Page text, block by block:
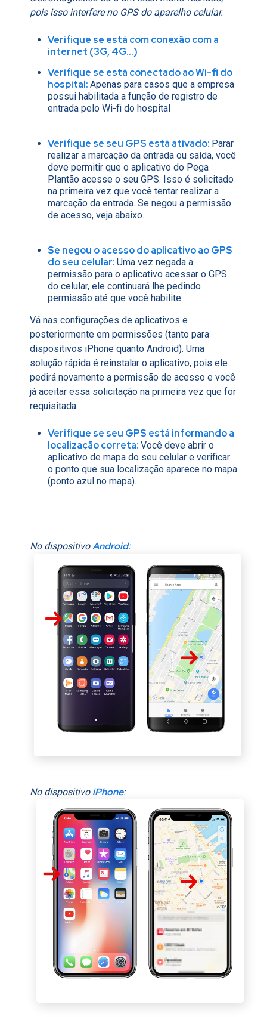
pois isso interfere no GPS do aparelho celular.
Verifique se está com conexão com a
internet (3G, 4G...)
Verifique se está conectado ao Wi-fi do
hospital: Apenas para casos que a empresa
possui habilitada a função de registro de
entrada pelo Wi-fi do hospital
Verifique se seu GPS está ativado: Parar
realizar a marcação da entrada ou saída, você
deve permitir que o aplicativo do Pega
Plantão acesse o seu GPS. Isso é solicitado
na primeira vez que você tentar realizar a
marcação da entrada. Se negou a permissão
de acesso, veja abaixo.
Se negou o acesso do aplicativo ao GPS
do seu celular: Uma vez negada a
permissão para o aplicativo acessar o GPS
do celular, ele continuará lhe pedindo
permissão até que você habilite.
Vá nas configurações de aplicativos e
posteriormente em permissões (tanto para
dispositivos iPhone quanto Android). Uma
solução rápida é reinstalar o aplicativo, pois ele
pedirá novamente a permissão de acesso e você
já aceitar essa solicitação na primeira vez que for
requisitada.
Verifique se seu GPS está informando a
localização correta: Você deve abrir o
aplicativo de mapa do seu celular e verificar
o ponto que sua localização aparece no mapa
(ponto azul no mapa).
No dispositivoAndroid:
No dispositivo iPhone: